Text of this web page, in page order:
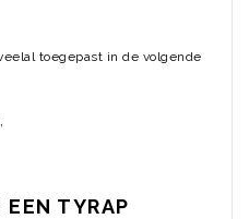
toegepast in de volgende
TYRAP